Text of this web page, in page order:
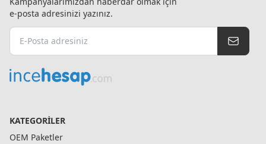
e-posta adresinizi yazınız.
KATEGORILER
OEM Paketler